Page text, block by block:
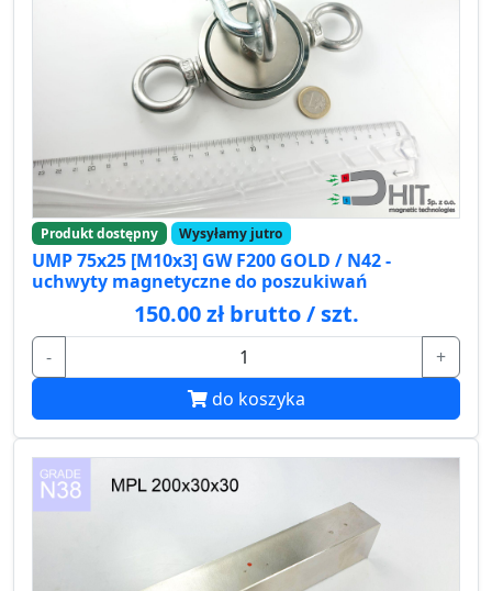
Produkt dostępny Wysyłamy jutro
UMP 75x25 [M10x3] GW F200 GOLD / N42 -
uchwyty magnetyczne do poszukiwań
150.00 zł brutto / szt.
-
+
do koszyka